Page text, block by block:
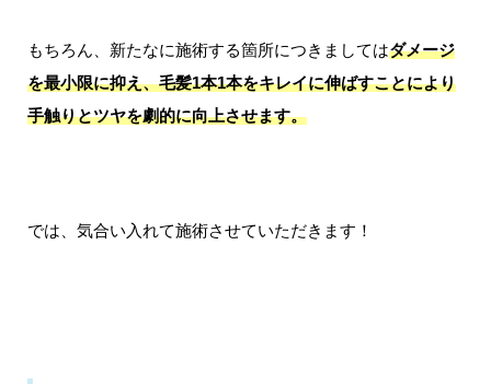
もちろん、新たなに施術する箇所につきましてはダメージ
を最小限に抑え、毛髪1本1本をキレイに伸ばすことにより
手触りとツヤを劇的に向上させます。
では、気合い入れて施術させていただきます！